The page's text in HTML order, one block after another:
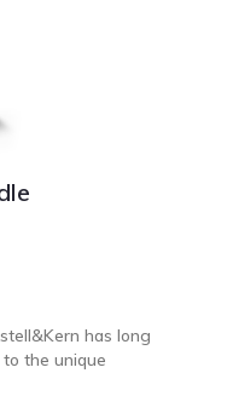
has long
the unique